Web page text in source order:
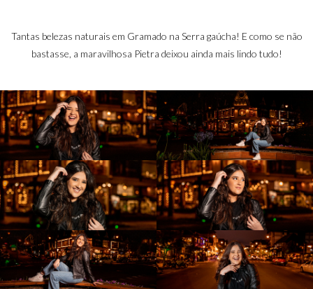
Tantas belezas naturais em Gramado na Serra gaúcha! E como se não
bastasse, a maravilhosa Pietra deixou ainda mais lindo tudo!